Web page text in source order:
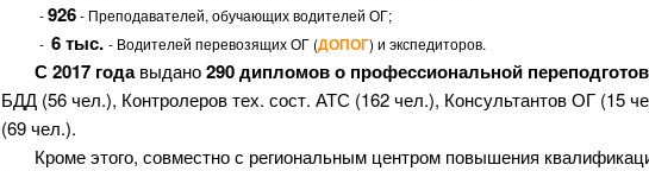
-926- Преподавателей, обучающих водителей ОГ;
- 6 тыс. - Водителей перевозящих ОГ (ДОПОГ) и экспедиторов.
С 2017 годавыдано290 дипломов о профессиональной
БДД (56 чел.), Контролеров тех. сост. АТС (162 чел.), Консультантов ОГ (15
(69 чел.).
Кроме этого, совместно с региональным центром повышения